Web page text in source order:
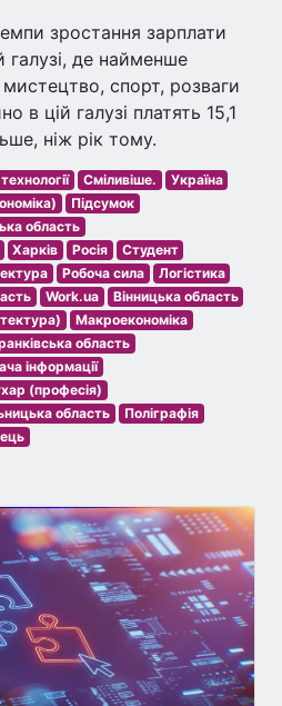
зростання зарплати
галузі, де найменше
мистецтво, спорт, розваги
в цій галузі платять 15,1
ніж рік тому.
Сміливіше.
Україна
Підсумок
область
Харків Росія
Студент
Робоча сила
Логістика
Work.ua
Вінницька область
Макроекономіка
область
інформації
(професія)
область
Поліграфія